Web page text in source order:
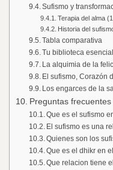
Sufismo y
Terapia del alma
Historia del
Tabla comparativa
Tu biblioteca
La alquimia de la
El sufismo, Corazón
Los engarces de la
Preguntas
Que es el sufismo
El sufismo es una
Quienes son los
Que es el dhikr en
Que relacion tiene